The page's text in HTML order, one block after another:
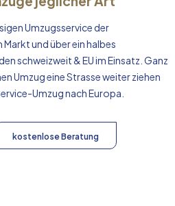
Umzugsservice der
und über ein halbes
schweizweit & EU im Einsatz. Ganz
Umzug eine Strasse weiter ziehen
Umzug nachEuropa
kostenlose Beratung